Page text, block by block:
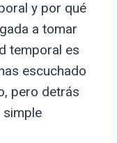
y por qué
a tomar
temporal es
escuchado
pero detrás
simple